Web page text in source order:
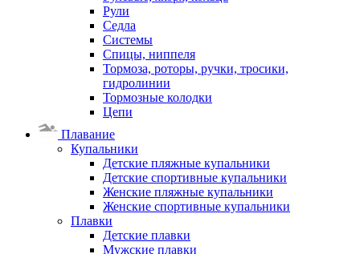
Рули
Седла
Системы
Спицы, ниппеля
Тормоза, роторы, ручки, тросики,
гидролинии
Тормозные колодки
Цепи
Плавание
Купальники
Детские пляжные купальники
Детские спортивные купальники
Женские пляжные купальники
Женские спортивные купальники
Плавки
Детские плавки
Мужские плавки